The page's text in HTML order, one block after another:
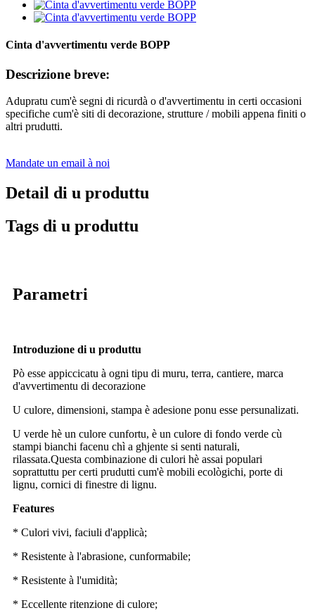
Cinta d'avvertimentu verde BOPP
Descrizione breve:
Adupratu cum'è segni di ricurdà o d'avvertimentu in certi occasioni
specifiche cum'è siti di decorazione, strutture / mobili appena finiti o
altri prudutti.
Mandate un email à noi
Detail di u produttu
Tags di u produttu
Parametri
Introduzione di u produttu
Pò esse appiccicatu à ogni tipu di muru, terra, cantiere, marca
d'avvertimentu di decorazione
U culore, dimensioni, stampa è adesione ponu esse persunalizati.
U verde hè un culore cunfortu, è un culore di fondo verde cù
stampi bianchi facenu chì a ghjente si senti naturali,
rilassata.Questa combinazione di culori hè assai populari
soprattuttu per certi prudutti cum'è mobili ecològichi, porte di
lignu, cornici di finestre di lignu.
Features
* Culori vivi, faciuli d'applicà;
* Resistente à l'abrasione, cunformabile;
* Resistente à l'umidità;
* Eccellente ritenzione di culore;